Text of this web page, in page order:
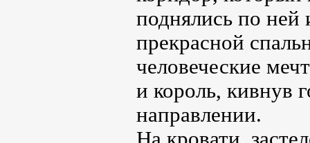
поднялись по ней
прекрасной
человеческие
и король, кивнув
направлении.